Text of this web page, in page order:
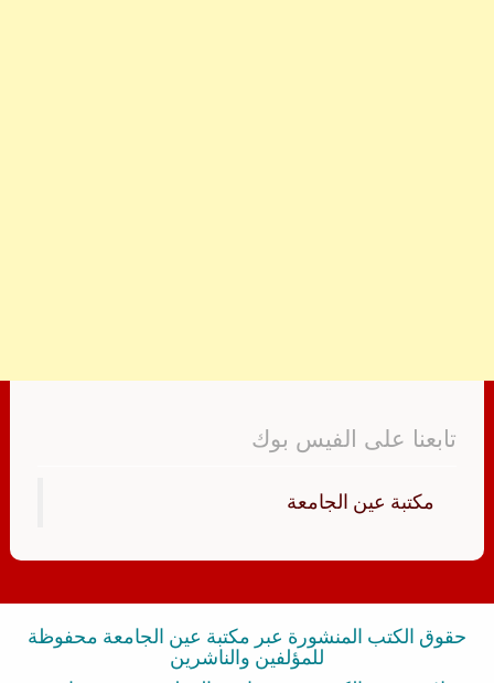
تابعنا على الفيس بوك
‏مكتبة عين الجامعة‏
حقوق الكتب المنشورة عبر مكتبة عين الجامعة محفوظة
للمؤلفين والناشرين